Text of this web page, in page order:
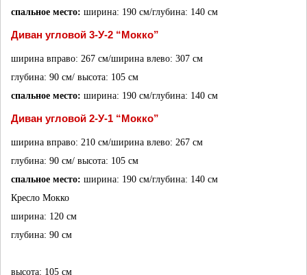
спальное место: ширина: 190 см/глубина: 140 см
Диван угловой 3-У-2 “Мокко”
ширина вправо: 267 см/ширина влево: 307 см
глубина: 90 см/ высота: 105 см
спальное место: ширина: 190 см/глубина: 140 см
Диван угловой 2-У-1 “Мокко”
ширина вправо: 210 см/ширина влево: 267 см
глубина: 90 см/ высота: 105 см
спальное место: ширина: 190 см/глубина: 140 см
Кресло Мокко
ширина: 120 см
глубина: 90 см
высота: 105 см